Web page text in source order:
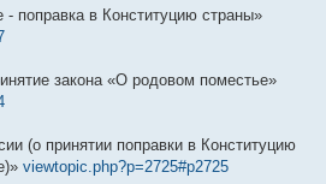
поправка в Конституцию страны»
закона «О родовом поместье»
(о принятии поправки в Конституцию
viewtopic.php?p=2725#p2725